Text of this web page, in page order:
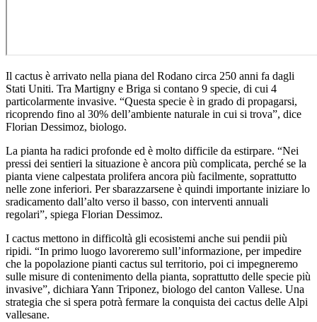
Il cactus è arrivato nella piana del Rodano circa 250 anni fa dagli
Stati Uniti. Tra Martigny e Briga si contano 9 specie, di cui 4
particolarmente invasive. “Questa specie è in grado di propagarsi,
ricoprendo fino al 30% dell’ambiente naturale in cui si trova”, dice
Florian Dessimoz, biologo.
La pianta ha radici profonde ed è molto difficile da estirpare. “Nei
pressi dei sentieri la situazione è ancora più complicata, perché se la
pianta viene calpestata prolifera ancora più facilmente, soprattutto
nelle zone inferiori. Per sbarazzarsene è quindi importante iniziare lo
sradicamento dall’alto verso il basso, con interventi annuali
regolari”, spiega Florian Dessimoz.
I cactus mettono in difficoltà gli ecosistemi anche sui pendii più
ripidi. “In primo luogo lavoreremo sull’informazione, per impedire
che la popolazione pianti cactus sul territorio, poi ci impegneremo
sulle misure di contenimento della pianta, soprattutto delle specie più
invasive”, dichiara Yann Triponez, biologo del canton Vallese. Una
strategia che si spera potrà fermare la conquista dei cactus delle Alpi
vallesane.